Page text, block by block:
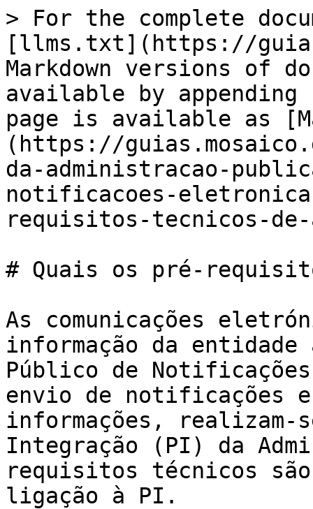
> For the complete
[llms.txt](https://
Markdown versions of
available by
page is available as
(https://
da-administracao-
notificacoes-
requisitos-tecnicos-de-
# Quais os pré-
As comunicações
informação da
Público de
envio de notificações
informações, realizam-
Integração (PI) da
requisitos técnicos
ligação à PI.